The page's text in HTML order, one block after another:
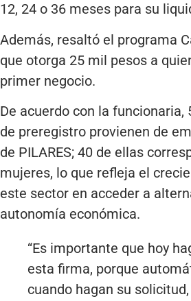
12, 24 o 36 meses para su
Además, resaltó el programa
que otorga 25 mil pesos a
primer negocio.
De acuerdo con la funcionaria,
de preregistro provienen de
de PILARES; 40 de ellas
mujeres, lo que refleja el
este sector en acceder a
autonomía económica.
“Es importante que hoy
esta firma, porque
cuando hagan su